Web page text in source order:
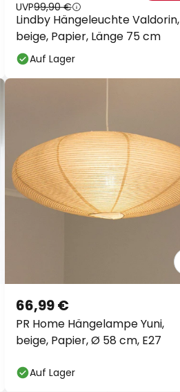
Lindby Hängeleuchte Valdorin,
beige, Papier, Länge 75 cm
UVP99,90 €
Auf Lager
PR Home Hängelampe Yuni,
beige, Papier, Ø 58 cm, E27
66,99 €
Auf Lager